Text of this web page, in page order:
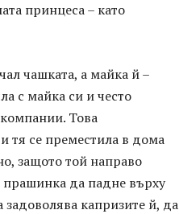
принцеса – като
чашката, а майка й –
с майка си и често
компании. Това
тя се преместила в дома
защото той направо
прашинка да падне върху
капризите й, да